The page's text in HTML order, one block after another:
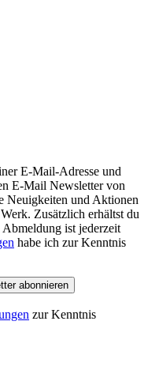
E-Mail-Adresse und
E-Mail Newsletter von
Neuigkeiten und Aktionen
Zusätzlich erhältst du
ist jederzeit
habe ich zur Kenntnis
abonnieren
zur Kenntnis